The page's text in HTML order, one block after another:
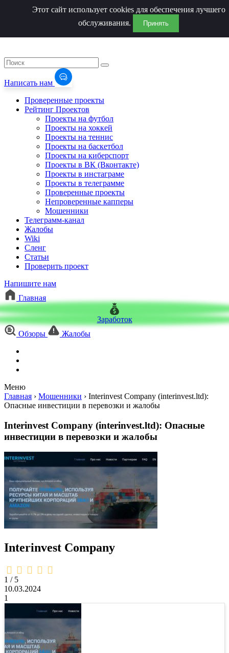
Написать нам
Проверенные проекты
Рейтинг Проектов
Проекты на футбол
Проекты на хоккей
Проекты на теннис
Проекты на баскетбол
Проекты на киберспорт
Проекты в ВК (Вконтакте)
Проекты в инстаграме
Проекты в телеграмме
Проверенные проекты
Непроверенные капперы
Мошенники
Телеграмм-канал
Жалобы
Wiki
Сленг
Статьи
Проверить проект
Напишите нам
Главная
Заработок
Обзоры
Жалобы
Меню
Этот сайт использует cookies для обеспечения лучшего
обслуживания.
Принять
Главная › Мошенники › Interinvest Company (interinvest.ltd):
Опасные инвестиции в перевозки и жалобы
Interinvest Company (interinvest.ltd): Опасные
инвестиции в перевозки и жалобы
Interinvest Company
1,0
rating
1 / 5
10.03.2024
1